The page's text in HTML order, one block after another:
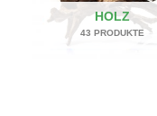
HOLZ
43 PRODUKTE